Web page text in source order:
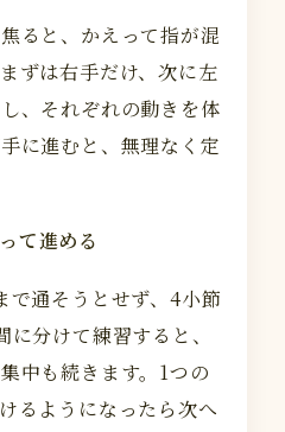
ると、かえって指が混
ずは右手だけ、次に左
、それぞれの動きを体
に進むと、無理なく定
て進める
で通そうとせず、4小節
分けて練習すると、
中も続きます。1つの
るようになったら次へ